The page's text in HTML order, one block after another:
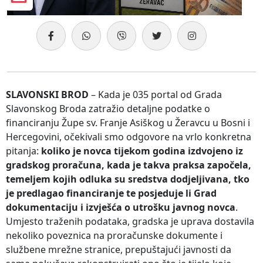
SLAVONSKI BROD – Kada je 035 portal od Grada
Slavonskog Broda zatražio detaljne podatke o
financiranju Župe sv. Franje Asiškog u Žeravcu u Bosni i
Hercegovini, očekivali smo odgovore na vrlo konkretna
pitanja: koliko je novca tijekom godina izdvojeno iz
gradskog proračuna, kada je takva praksa započela,
temeljem kojih odluka su sredstva dodjeljivana, tko
je predlagao financiranje te posjeduje li Grad
dokumentaciju i izvješća o utrošku javnog novca.
Umjesto traženih podataka, gradska je uprava dostavila
nekoliko poveznica na proračunske dokumente i
službene mrežne stranice, prepuštajući javnosti da